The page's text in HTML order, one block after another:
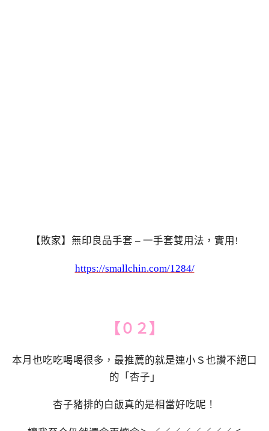
【敗家】無印良品手套 – 一手套雙用法，實用!
https://smallchin.com/1284/
【０２】
本月也吃吃喝喝很多，最推薦的就是連小Ｓ也讚不絕口
的「杏子」
杏子豬排的白飯真的是相當好吃呢！